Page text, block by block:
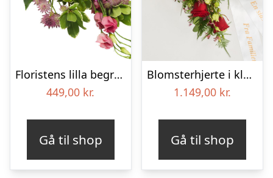
Floristens lilla begravelses­buket
449,00 kr.
Gå til shop
Blomsterhjerte i klassisk stil med bånd
1.149,00 kr.
Gå til shop